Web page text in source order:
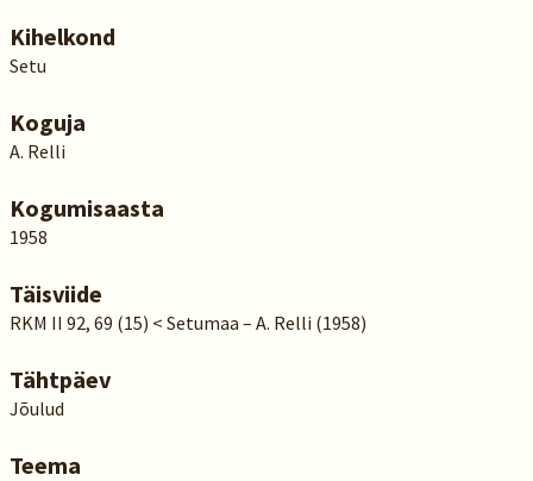
Kihelkond
Setu
Koguja
A. Relli
Kogumisaasta
1958
Täisviide
RKM II 92, 69 (15) < Setumaa – A. Relli (1958)
Tähtpäev
Jõulud
Teema